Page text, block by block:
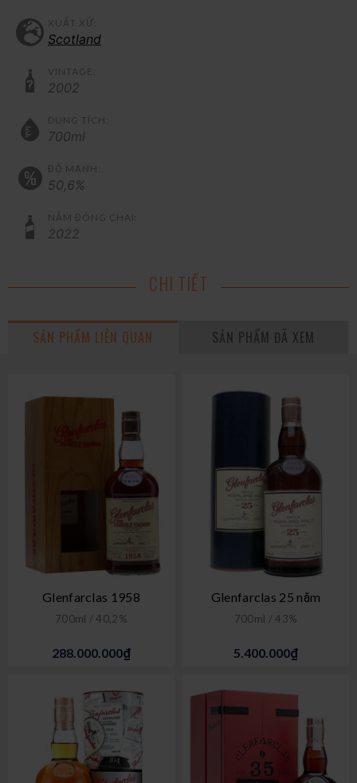
XUẤT XỨ:
Scotland
VINTAGE:
2002
DUNG TÍCH:
700ml
ĐỘ MẠNH:
50,6%
NĂM ĐÓNG CHAI:
2022
CHI TIẾT
SẢN PHẨM LIÊN QUAN SẢN PHẨM ĐÃ XEM
Glenfarclas 1958
700ml / 40,2%
288.000.000₫
Glenfarclas 25 năm
700ml / 43%
5.400.000₫